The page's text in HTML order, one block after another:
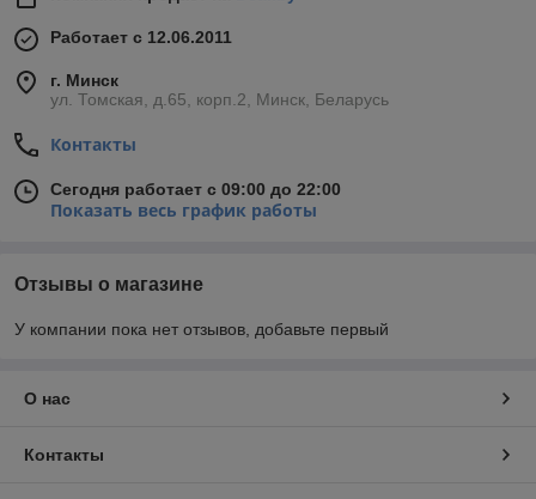
Работает с 12.06.2011
г. Минск
ул. Томская, д.65, корп.2, Минск, Беларусь
Контакты
Сегодня работает с 09:00 до 22:00
Показать весь график работы
Отзывы о магазине
У компании пока нет отзывов, добавьте первый
О нас
Контакты